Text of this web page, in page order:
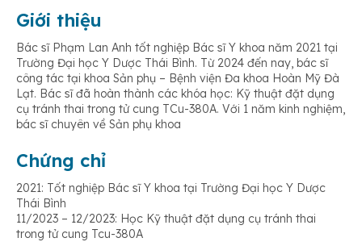
Giới thiệu
Bác sĩ Phạm Lan Anh tốt nghiệp Bác sĩ Y khoa năm 2021 tại
Trường Đại học Y Dược Thái Bình. Từ 2024 đến nay, bác sĩ
công tác tại khoa Sản phụ – Bệnh viện Đa khoa Hoàn Mỹ Đà
Lạt. Bác sĩ đã hoàn thành các khóa học: Kỹ thuật đặt dụng
cụ tránh thai trong tử cung TCu-380A. Với 1 năm kinh nghiệm,
bác sĩ chuyên về Sản phụ khoa
Chứng chỉ
2021: Tốt nghiệp Bác sĩ Y khoa tại Trường Đại học Y Dược
Thái Bình
11/2023 – 12/2023: Học Kỹ thuật đặt dụng cụ tránh thai
trong tử cung Tcu-380A